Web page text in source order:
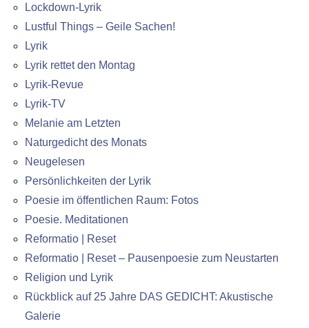
Lockdown-Lyrik
Lustful Things – Geile Sachen!
Lyrik
Lyrik rettet den Montag
Lyrik-Revue
Lyrik-TV
Melanie am Letzten
Naturgedicht des Monats
Neugelesen
Persönlichkeiten der Lyrik
Poesie im öffentlichen Raum: Fotos
Poesie. Meditationen
Reformatio | Reset
Reformatio | Reset – Pausenpoesie zum Neustarten
Religion und Lyrik
Rückblick auf 25 Jahre DAS GEDICHT: Akustische
Galerie